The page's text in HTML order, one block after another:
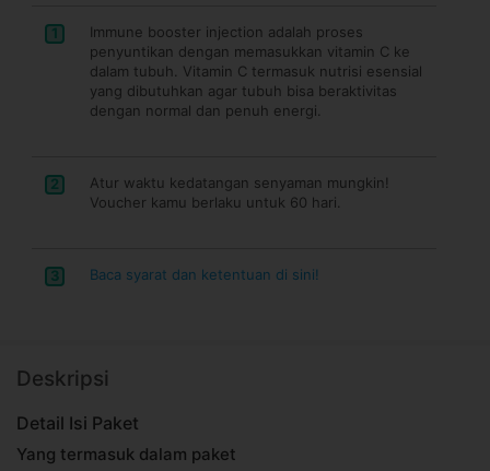
1
Immune booster injection adalah proses
penyuntikan dengan memasukkan vitamin C ke
dalam tubuh. Vitamin C termasuk nutrisi esensial
yang dibutuhkan agar tubuh bisa beraktivitas
dengan normal dan penuh energi.
2
Atur waktu kedatangan senyaman mungkin!
Voucher kamu berlaku untuk 60 hari.
3 Baca syarat dan ketentuan di sini!
Deskripsi
Detail Isi Paket
Yang termasuk dalam paket